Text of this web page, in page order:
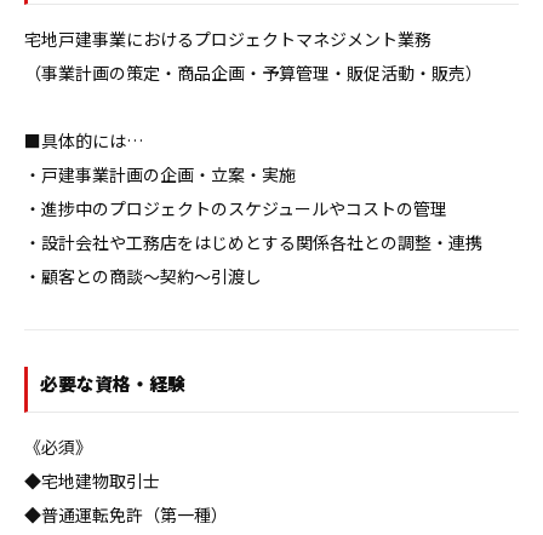
宅地戸建事業におけるプロジェクトマネジメント業務
（事業計画の策定・商品企画・予算管理・販促活動・販売）
■具体的には…
・戸建事業計画の企画・立案・実施
・進捗中のプロジェクトのスケジュールやコストの管理
・設計会社や工務店をはじめとする関係各社との調整・連携
・顧客との商談～契約～引渡し
必要な資格・経験
《必須》
◆宅地建物取引士
◆普通運転免許（第一種）